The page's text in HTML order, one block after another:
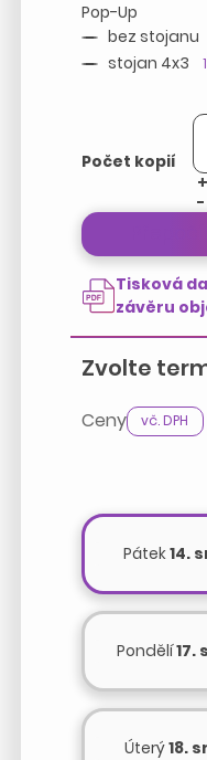
Pop-Up
bez stojanu
stojan 4x3
Počet kopií
+
-
Tisková
závěru
Zvolte
Ceny vč. DPH
Pátek14.
Pondělí17.
Úterý18.